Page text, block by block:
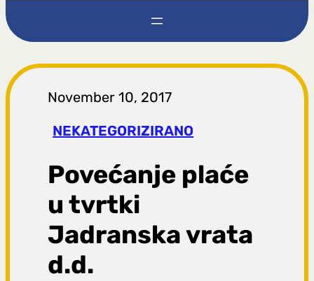
t
r
a
g
a
November 10, 2017
NEKATEGORIZIRANO
Povećanje plaće
u tvrtki
Jadranska vrata
d.d.